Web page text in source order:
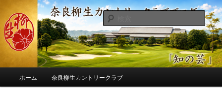
ン
コ
ン
へ
奈良柳生カントリークラブ総支配人
ブログ
季節の話題、クラブの出来事、コースの改修・更新作業、ゴルフに関する随
筆、喜怒哀楽などを気まぐれに発信します。
検
索
ホーム 奈良柳生カントリークラブ